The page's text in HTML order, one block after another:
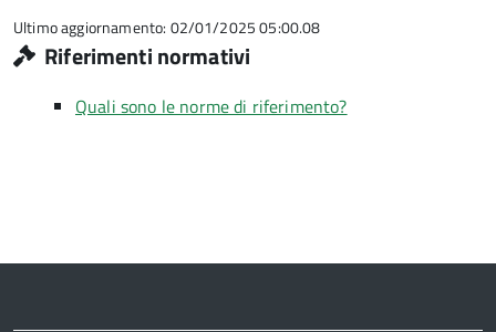
Ultimo aggiornamento: 02/01/2025 05:00.08
Riferimenti normativi
Quali sono le norme di riferimento?